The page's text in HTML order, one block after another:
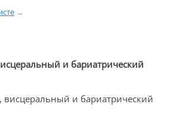
→
и бариатрический